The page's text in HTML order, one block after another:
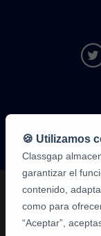
🍪 Utilizamos
Classgap
garantizar el
contenido,
como para
“Aceptar”,